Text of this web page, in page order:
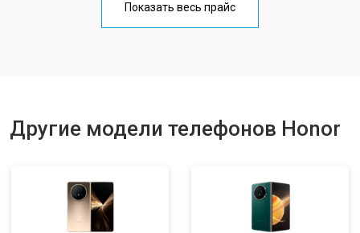
Замена кнопки включения от 1750 ₽
Показать весь прайс
Другие модели телефонов Honor